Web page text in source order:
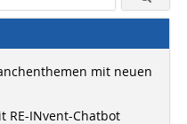
mit neuen
RE-INvent-Chatbot